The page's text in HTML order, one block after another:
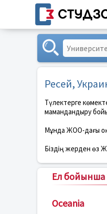
Ресей,
Түлектерге
мамандандыру
Мұнда ЖОО-дағы
Біздің жерден өз
Ел бойынша
Oceania